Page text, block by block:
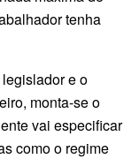
tenha
e o
monta-se o
vai especificar
como o regime